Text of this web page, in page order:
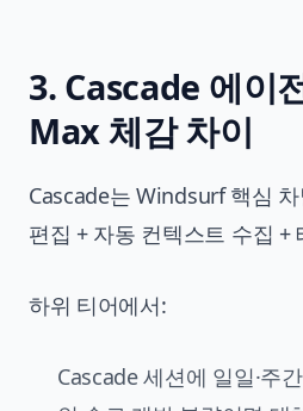
3. Cascade 에이
Max 체감 차이
Cascade는 Windsurf 핵심
편집 + 자동 컨텍스트 수집 +
하위 티어에서:
Cascade 세션에 일일·주